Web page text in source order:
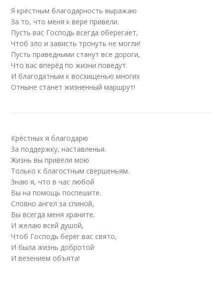
Я крёстным благодарность выражаю
За то, что меня к вере привели.
Пусть вас Господь всегда оберегает,
Чтоб зло и зависть тронуть не могли!
Пусть праведными станут все дороги,
Что вас вперёд по жизни поведут.
И благодатным к восхищенью многих
Отныне станет жизненный маршрут!
Крёстных я благодарю
За поддержку, наставленья.
Жизнь вы привели мою
Только к благостным свершеньям.
Знаю я, что в час любой
Вы на помощь поспешите.
Словно ангел за спиной,
Вы всегда меня храните.
И желаю всей душой,
Чтоб Господь берёг вас свято,
И была жизнь добротой
И везением объята!